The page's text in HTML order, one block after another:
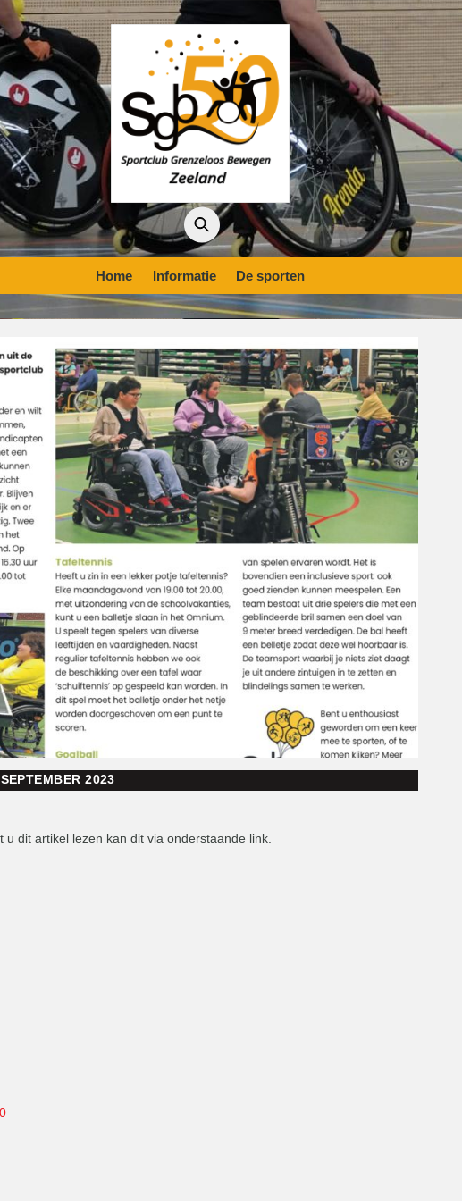
Home Informatie De sporten
2023
dit artikel lezen kan dit via onderstaande link.